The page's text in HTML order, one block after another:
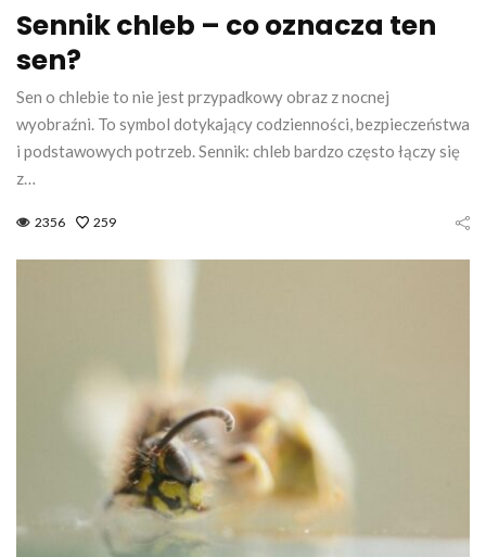
Sennik chleb – co oznacza ten
sen?
Sen o chlebie to nie jest przypadkowy obraz z nocnej
wyobraźni. To symbol dotykający codzienności, bezpieczeństwa
i podstawowych potrzeb. Sennik: chleb bardzo często łączy się
z…
2356 259